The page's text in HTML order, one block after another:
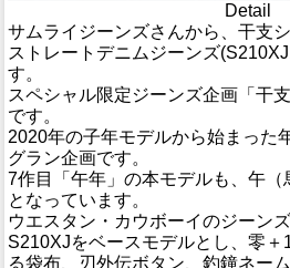
Detail
サムライジーンズさんから、干支
ストレートデニムジーンズ
す。
スペシャル限定ジーンズ企画「干
です。
2020年の子年モデルから始まった
グラン企画です。
7作目「午年」の本モデルも、午
となっています。
ウエスタン・カウボーイのジーン
S210XJをベースモデルとし、零＋
る袋布、刃外伝ボタン、釣鐘ネー